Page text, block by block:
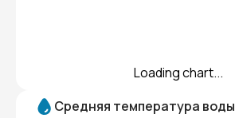
Loading chart...
Средняя температура воды